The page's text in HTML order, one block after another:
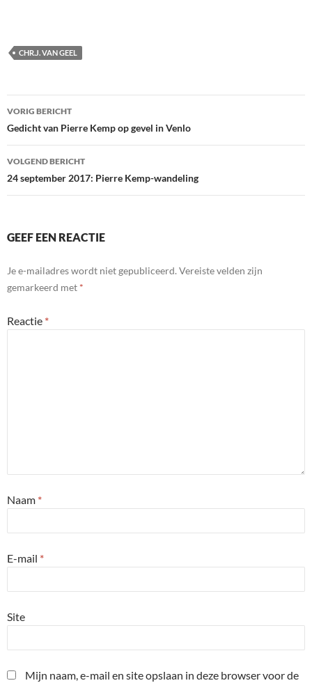
CHR.J. VAN GEEL
Bericht
navigatie
VORIG BERICHT
Gedicht van Pierre Kemp op gevel in Venlo
VOLGEND BERICHT
24 september 2017: Pierre Kemp-wandeling
GEEF EEN REACTIE
Je e-mailadres wordt niet gepubliceerd. Vereiste velden zijn
gemarkeerd met *
Reactie *
Naam *
E-mail *
Site
Mijn naam, e-mail en site opslaan in deze browser voor de